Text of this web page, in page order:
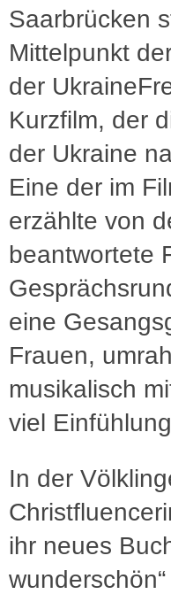
Saarbrücken
Mittelpunkt
der
Kurzfilm, der
der Ukraine
Eine der im
erzählte von
beantwortete
eine
Frauen,
musikalisch
viel
In der
ihr neues